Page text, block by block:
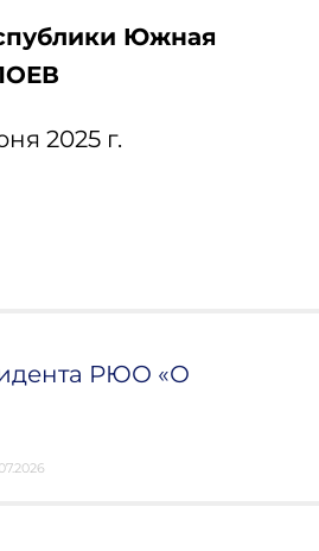
Южная
2025 г.
РЮО «О